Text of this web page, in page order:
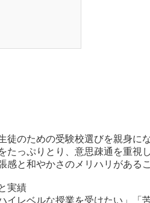
徒のための受験校選びを親身に
たっぷりとり、意思疎通を重視
感と和やかさのメリハリがあるこ
実績
イレベルな授業を受けたい」「